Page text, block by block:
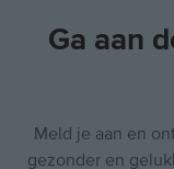
Ga aan
Meld je aan en
gezonder en